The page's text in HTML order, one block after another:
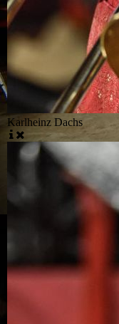
Karlheinz Dachs